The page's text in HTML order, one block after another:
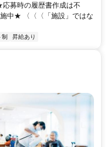
募時の履歴書作成は不
中★ 〈〈〈「施設」ではな
制 昇給あり